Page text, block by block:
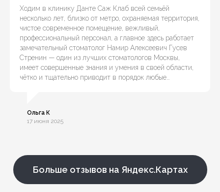
Ходим в клинику Данте Саж Клаб всей семьёй
несколько лет, близко от метро, охраняемая территория,
чистое современное помещение, вежливый,
профессиональный персонал, а главное здесь работает
замечательный стоматолог Намир Алексеевич Гусев
Стренин — один из лучших стоматологов Москвы,
имеет совершенные знания и умения в своей области,
чётко и тщательно приводит в порядок любые…
Ольга К
17 июня 2025
Больше отзывов на Яндекс.Картах